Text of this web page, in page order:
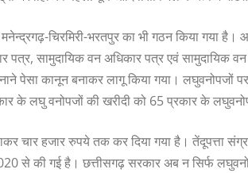
चिरमिरी-भरतपुर का भी गठन किया गया है।
पत्र, सामुदायिक वन अधिकार पत्र एवं सामुदायिक
पेसा कानून बनाकर लागू किया गया। लघुवनोपजों
के लघु वनोपजों की खरीदी को 65 प्रकार के
चार हजार रुपये तक कर दिया गया है। तेंदूपत्ता
से की गई है। छत्तीसगढ़ सरकार अब न सिर्फ